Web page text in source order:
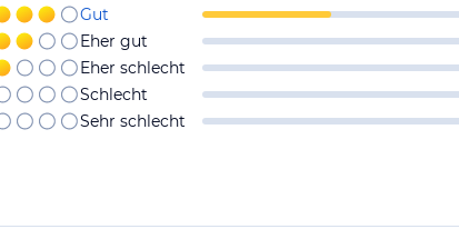
Gut
Eher gut
Eher schlecht
Schlecht
Sehr schlecht